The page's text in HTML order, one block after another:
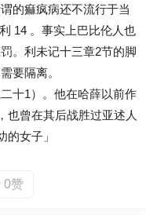
的痲疯病还不流行于当
14 。事实上巴比伦人也
。利未记十三章2节的脚
要隔离。
十1）。他在哈薛以前作
也曾在其后战胜过亚述人
女子」
0赞